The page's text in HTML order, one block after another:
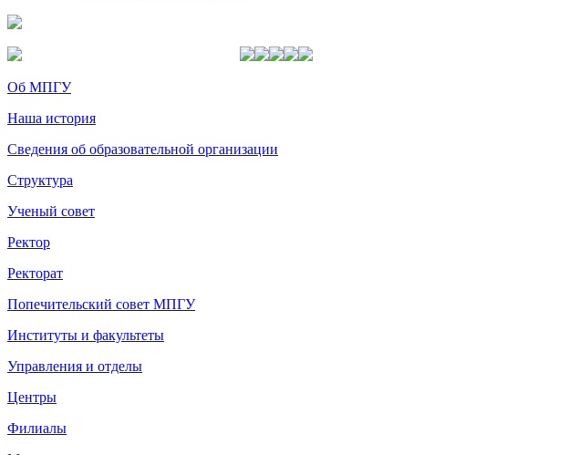
Об МПГУ
Наша история
Сведения об образовательной организации
Структура
Ученый совет
Ректор
Ректорат
Попечительский совет МПГУ
Институты и факультеты
Управления и отделы
Центры
Филиалы